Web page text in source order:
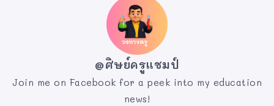
@ศิษย์ครูแชมป์
Join me on Facebook for a peek into my education
news!